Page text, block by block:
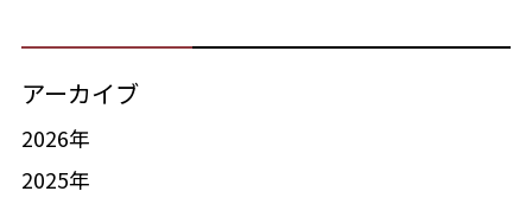
アーカイブ
2026年
2025年